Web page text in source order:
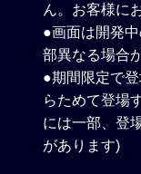
ん。お客様に
●画面は開発
部異なる場合
●期間限定で
らためて登場
には一部、登
があります)